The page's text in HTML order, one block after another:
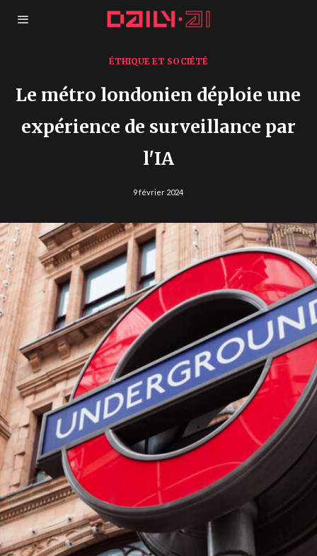
ÉTHIQUE ET SOCIÉTÉ
Le métro londonien déploie une
expérience de surveillance par
l'IA
9 février 2024